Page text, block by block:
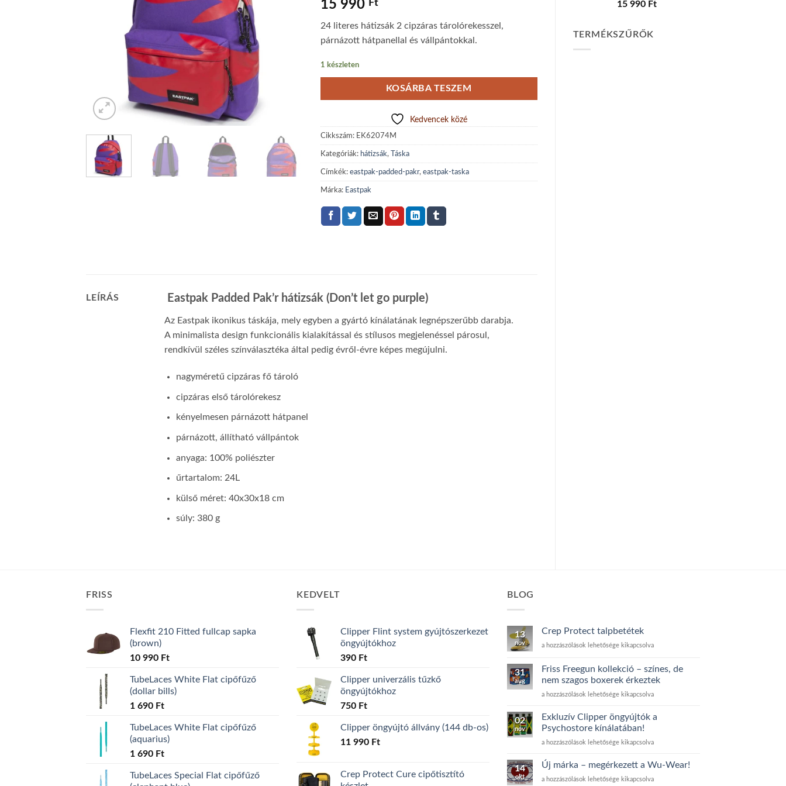
15 990 Ft
TERMÉKSZŰRŐK
15 990 Ft
24 literes hátizsák 2 cipzáras tárolórekesszel,
párnázott hátpanellal és vállpántokkal.
1 készleten
KOSÁRBA TESZEM
Kedvencek közé
Cikkszám: EK62074M
Kategóriák: hátizsák, Táska
Címkék: eastpak-padded-pakr, eastpak-taska
Márka: Eastpak
LEÍRÁS Eastpak Padded Pak’r hátizsák (Don’t let go purple)
Az Eastpak ikonikus táskája, mely egyben a gyártó kínálatának legnépszerűbb darabja.
A minimalista design funkcionális kialakítással és stílusos megjelenéssel párosul,
rendkívül széles színválasztéka által pedig évről-évre képes megújulni.
nagyméretű cipzáras fő tároló
cipzáras első tárolórekesz
kényelmesen párnázott hátpanel
párnázott, állítható vállpántok
anyaga: 100% poliészter
űrtartalom: 24L
külső méret: 40x30x18 cm
súly: 380 g
FRISS
Flexfit 210 Fitted fullcap sapka
(brown)
10 990 Ft
TubeLaces White Flat cipőfűző
(dollar bills)
1 690 Ft
TubeLaces White Flat cipőfűző
(aquarius)
1 690 Ft
TubeLaces Special Flat cipőfűző
KEDVELT
Clipper Flint system gyújtószerkezet
öngyújtókhoz
390 Ft
Clipper univerzális tűzkő
öngyújtókhoz
750 Ft
Clipper öngyújtó állvány (144 db-os)
11 990 Ft
Crep Protect Cure cipőtisztító
BLOG
13
nov
Crep Protect talpbetétek
Crep
talpbetétek
a hozzászólások lehetősége kikapcsolva
31
aug
Friss Freegun kollekció – színes, de
nem szagos boxerek érkeztek
Friss
kollekció
–
színes,
de
szagos
érkeztek
a hozzászólások lehetősége kikapcsolva
02
nov
Exkluzív Clipper öngyújtók a
Psychostore kínálatában!
Exkluzív
öngyújtók
Psychostore
a hozzászólások lehetősége kikapcsolva
14
okt
Új márka – megérkezett a Wu-Wear!
Új
a hozzászólások lehetősége kikapcsolva